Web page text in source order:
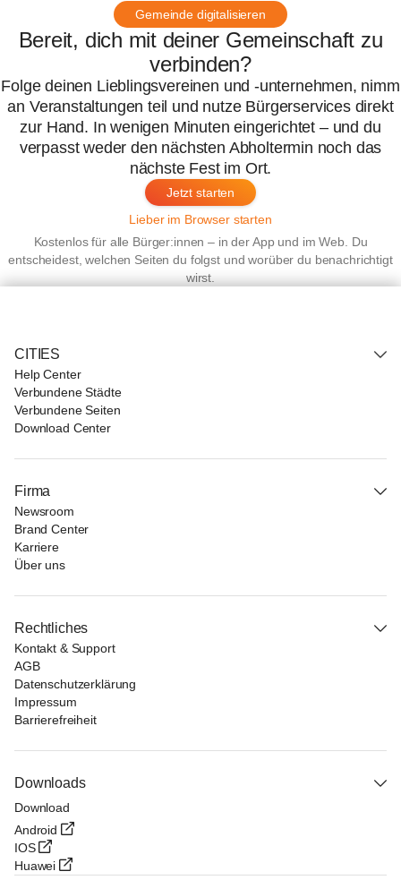
Gemeinde digitalisieren
Bereit, dich mit deiner Gemeinschaft zu
verbinden?
Folge deinen Lieblingsvereinen und -unternehmen, nimm
an Veranstaltungen teil und nutze Bürgerservices direkt
zur Hand. In wenigen Minuten eingerichtet – und du
verpasst weder den nächsten Abholtermin noch das
nächste Fest im Ort.
Jetzt starten
Lieber im Browser starten
Kostenlos für alle Bürger:innen – in der App und im Web. Du
entscheidest, welchen Seiten du folgst und worüber du benachrichtigt
wirst.
CITIES
Help Center
Verbundene Städte
Verbundene Seiten
Download Center
Firma
Newsroom
Brand Center
Karriere
Über uns
Rechtliches
Kontakt & Support
AGB
Datenschutzerklärung
Impressum
Barrierefreiheit
Downloads
Download
Android
IOS
Huawei